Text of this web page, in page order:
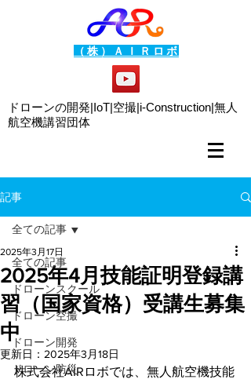
（株）ＡＩＲロボ
ドローンの開発|IoT|空撮|i-Construction|無人
航空機講習団体
記事
全ての記事
ドローンスクール
ドローン空撮
ドローン開発
ドローン防災
全ての記事
2025年4月技能証明登録講
習（国家資格）受講生募集
中
2025年3月17日
更新日： 2025年3月18日
株式会社AIRロボでは、無人航空機技能